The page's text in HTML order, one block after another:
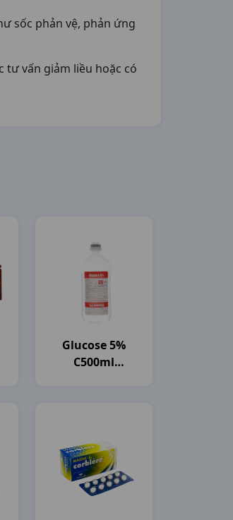
sốc phản vệ, phản ứng
tư vấn giảm liều hoặc có
Glucose 5%
C500ml